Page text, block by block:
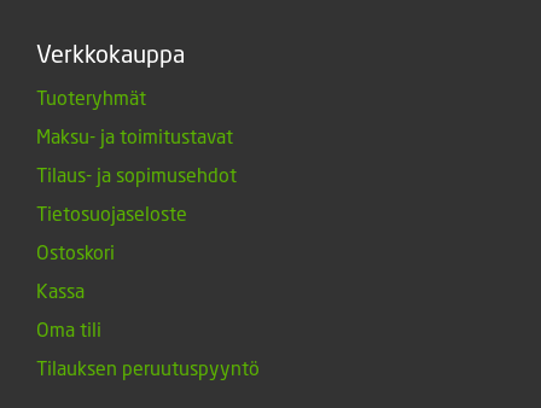
Verkkokauppa
Tuoteryhmät
Maksu- ja toimitustavat
Tilaus- ja sopimusehdot
Tietosuojaseloste
Ostoskori
Kassa
Oma tili
Tilauksen peruutuspyyntö